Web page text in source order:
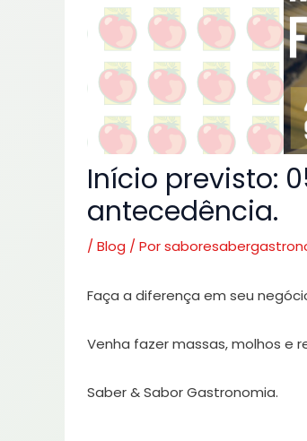
Início previsto:
antecedência.
/ Blog / Por
Faça a diferença em seu
Venha fazer massas, molhos e
Saber & Sabor Gastronomia.